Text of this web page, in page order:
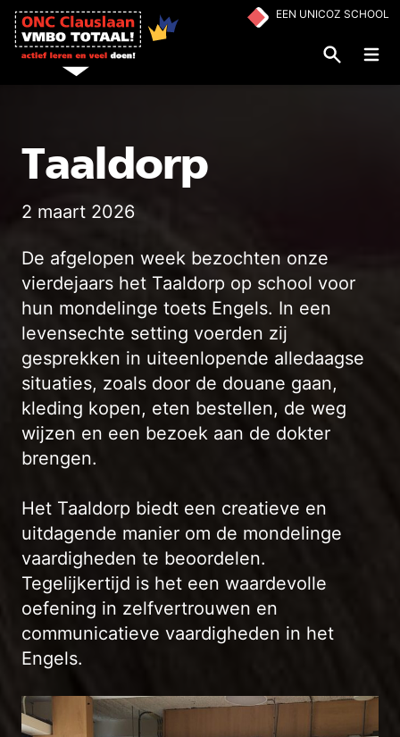
Ga naar de inhoud EEN UNICOZ SCHOOL
Taaldorp
2 maart 2026
De afgelopen week bezochten onze
vierdejaars het Taaldorp op school voor
hun mondelinge toets Engels. In een
levensechte setting voerden zij
gesprekken in uiteenlopende alledaagse
situaties, zoals door de douane gaan,
kleding kopen, eten bestellen, de weg
wijzen en een bezoek aan de dokter
brengen.
Het Taaldorp biedt een creatieve en
uitdagende manier om de mondelinge
vaardigheden te beoordelen.
Tegelijkertijd is het een waardevolle
oefening in zelfvertrouwen en
communicatieve vaardigheden in het
Engels.